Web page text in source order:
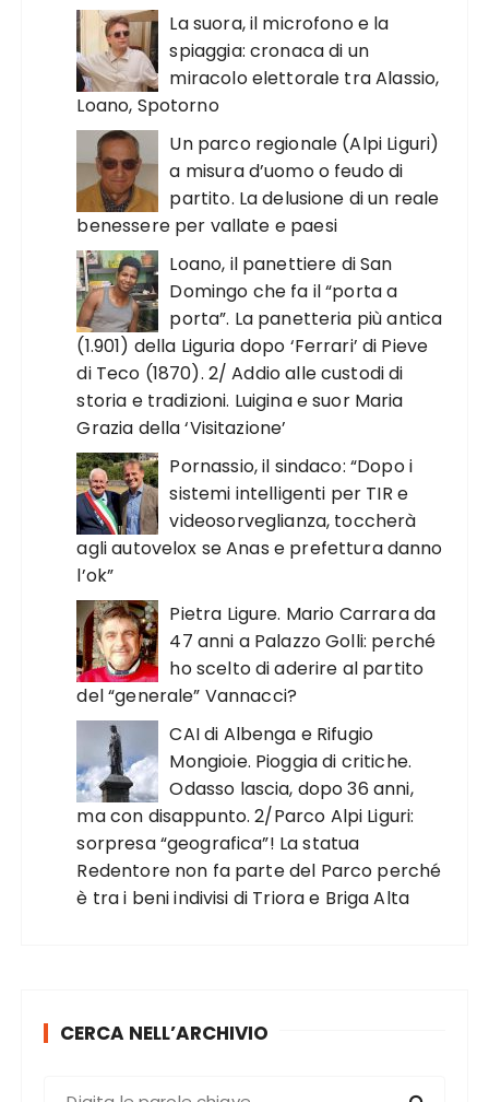
La suora, il microfono e la
spiaggia: cronaca di un
miracolo elettorale tra Alassio,
Loano, Spotorno
Un parco regionale (Alpi Liguri)
a misura d’uomo o feudo di
partito. La delusione di un reale
benessere per vallate e paesi
Loano, il panettiere di San
Domingo che fa il “porta a
porta”. La panetteria più antica
(1.901) della Liguria dopo ‘Ferrari’ di Pieve
di Teco (1870). 2/ Addio alle custodi di
storia e tradizioni. Luigina e suor Maria
Grazia della ‘Visitazione’
Pornassio, il sindaco: “Dopo i
sistemi intelligenti per TIR e
videosorveglianza, toccherà
agli autovelox se Anas e prefettura danno
l’ok”
Pietra Ligure. Mario Carrara da
47 anni a Palazzo Golli: perché
ho scelto di aderire al partito
del “generale” Vannacci?
CAI di Albenga e Rifugio
Mongioie. Pioggia di critiche.
Odasso lascia, dopo 36 anni,
ma con disappunto. 2/Parco Alpi Liguri:
sorpresa “geografica”! La statua
Redentore non fa parte del Parco perché
è tra i beni indivisi di Triora e Briga Alta
CERCA NELL’ARCHIVIO